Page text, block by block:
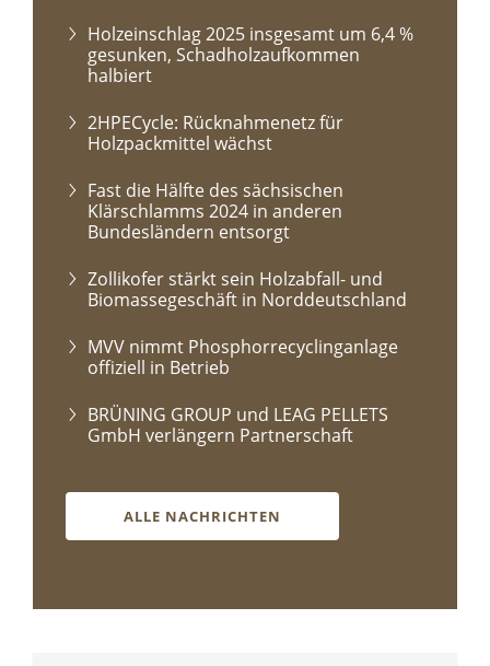
Holzeinschlag 2025 insgesamt um 6,4 %
gesunken, Schadholzaufkommen
halbiert
2HPECycle: Rücknahmenetz für
Holzpackmittel wächst
Fast die Hälfte des sächsischen
Klärschlamms 2024 in anderen
Bundesländern entsorgt
Zollikofer stärkt sein Holzabfall- und
Biomassegeschäft in Norddeutschland
MVV nimmt Phosphorrecyclinganlage
offiziell in Betrieb
BRÜNING GROUP und LEAG PELLETS
GmbH verlängern Partnerschaft
ALLE NACHRICHTEN